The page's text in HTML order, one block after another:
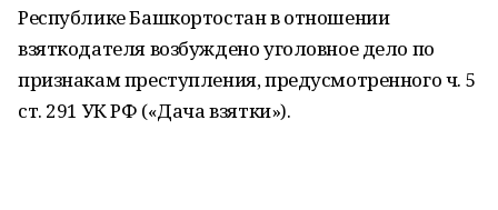
Республике Башкортостан в отношении
взяткодателя возбуждено уголовное дело по
признакам преступления, предусмотренного ч. 5
ст. 291 УК РФ («Дача взятки»).